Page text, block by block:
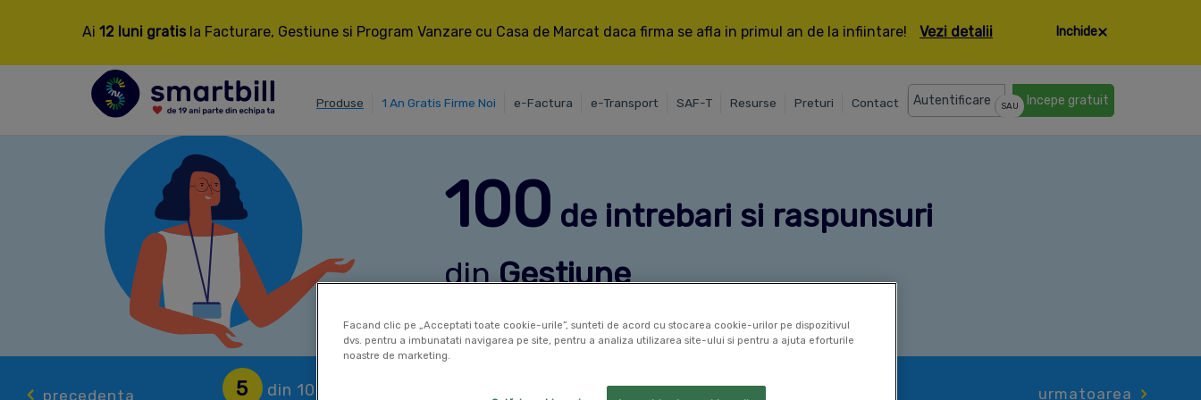
Ai12 luni gratis la Facturare, Gestiune si Program Vanzare cu Casa de Marcat daca firma se afla in primul an de la infiintare! Vezi detalii Inchide
Produse 1 An Gratis Firme Noi e-Factura e-Transport SAF-T Resurse Preturi Contact Autentificare SAU Incepe gratuit
100 de intrebari si raspunsuri
dinGestiune
precedenta 5 din 100
Se poate schimba metoda de tinere a
urmatoarea
Facand clic pe „Acceptati toate cookie-urile”, sunteti de acord cu stocarea cookie-urilor pe dispozitivul
dvs. pentru a imbunatati navigarea pe site, pentru a analiza utilizarea site-ului si pentru a ajuta eforturile
noastre de marketing.